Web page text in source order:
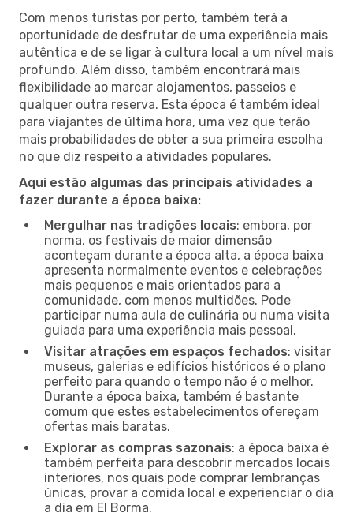
Com menos turistas por perto, também terá a
oportunidade de desfrutar de uma experiência mais
autêntica e de se ligar à cultura local a um nível mais
profundo. Além disso, também encontrará mais
flexibilidade ao marcar alojamentos, passeios e
qualquer outra reserva. Esta época é também ideal
para viajantes de última hora, uma vez que terão
mais probabilidades de obter a sua primeira escolha
no que diz respeito a atividades populares.
Aqui estão algumas das principais atividades a
fazer durante a época baixa:
Mergulhar nas tradições locais: embora, por
norma, os festivais de maior dimensão
aconteçam durante a época alta, a época baixa
apresenta normalmente eventos e celebrações
mais pequenos e mais orientados para a
comunidade, com menos multidões. Pode
participar numa aula de culinária ou numa visita
guiada para uma experiência mais pessoal.
Visitar atrações em espaços fechados: visitar
museus, galerias e edifícios históricos é o plano
perfeito para quando o tempo não é o melhor.
Durante a época baixa, também é bastante
comum que estes estabelecimentos ofereçam
ofertas mais baratas.
Explorar as compras sazonais: a época baixa é
também perfeita para descobrir mercados locais
interiores, nos quais pode comprar lembranças
únicas, provar a comida local e experienciar o dia
a dia em El Borma.